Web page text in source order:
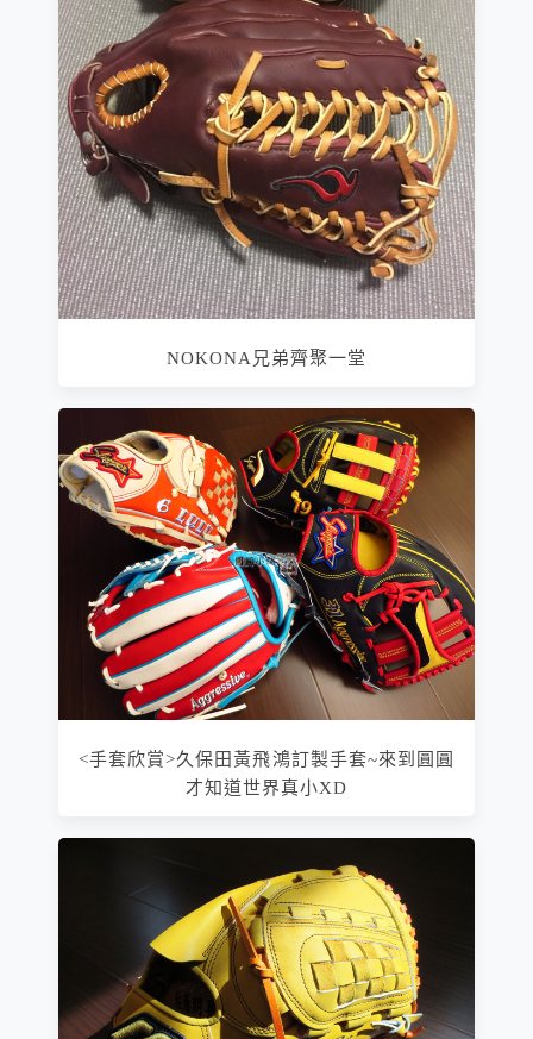
NOKONA兄弟齊聚一堂
<手套欣賞>久保田黃飛鴻訂製手套~來到圓圓
才知道世界真小XD